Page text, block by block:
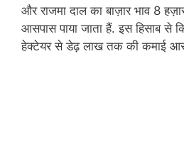
और राजमा दाल का बाज़ार भाव 8
आसपास पाया जाता हैं. इस हिसाब से
हेक्टेयर से डेढ़ लाख तक की कमाई